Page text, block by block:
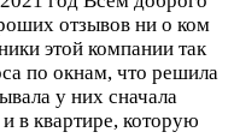
отзывов ни о ком
этой компании так
по окнам, что решила
у них сначала
в квартире, которую